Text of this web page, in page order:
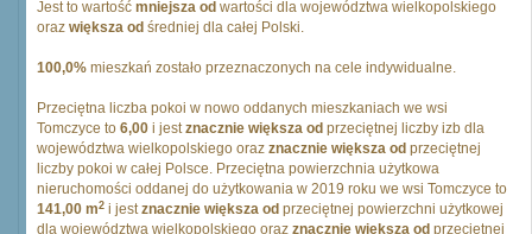
Jest to wartość mniejsza od wartości dla województwa wielkopolskiego
oraz większa od średniej dla całej Polski.
100,0% mieszkań zostało przeznaczonych na cele indywidualne.
Przeciętna liczba pokoi w nowo oddanych mieszkaniach we wsi
Tomczyce to 6,00 i jestznacznie większa od przeciętnej liczby izb dla
województwa wielkopolskiego oraz znacznie większa od przeciętnej
liczby pokoi w całej Polsce. Przeciętna powierzchnia użytkowa
nieruchomości oddanej do użytkowania w 2019 roku we wsi Tomczyce to
141,00 m2 i jestznacznie większa od przeciętnej powierzchni użytkowej
dla województwa wielkopolskiego oraz znacznie większa od przeciętnej